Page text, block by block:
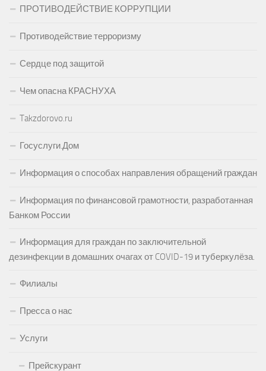
ПРОТИВОДЕЙСТВИЕ КОРРУПЦИИ
Противодействие терроризму
Сердце под защитой
Чем опасна КРАСНУХА
Takzdorovo.ru
Госуслуги.Дом
Информация о способах направления обращений граждан
Информация по финансовой грамотности, разработанная
Банком России
Информация для граждан по заключительной
дезинфекции в домашних очагах от COVID-19 и туберкулёза.
Филиалы
Пресса о нас
Услуги
Прейскурант